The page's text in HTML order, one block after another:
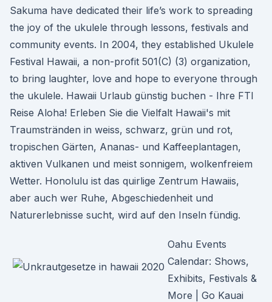
Sakuma have dedicated their life’s work to spreading
the joy of the ukulele through lessons, festivals and
community events. In 2004, they established Ukulele
Festival Hawaii, a non-profit 501(C) (3) organization,
to bring laughter, love and hope to everyone through
the ukulele. Hawaii Urlaub günstig buchen - Ihre FTI
Reise Aloha! Erleben Sie die Vielfalt Hawaii's mit
Traumstränden in weiss, schwarz, grün und rot,
tropischen Gärten, Ananas- und Kaffeeplantagen,
aktiven Vulkanen und meist sonnigem, wolkenfreiem
Wetter. Honolulu ist das quirlige Zentrum Hawaiis,
aber auch wer Ruhe, Abgeschiedenheit und
Naturerlebnisse sucht, wird auf den Inseln fündig.
Oahu Events
Calendar: Shows,
Exhibits, Festivals &
More | Go Kauai